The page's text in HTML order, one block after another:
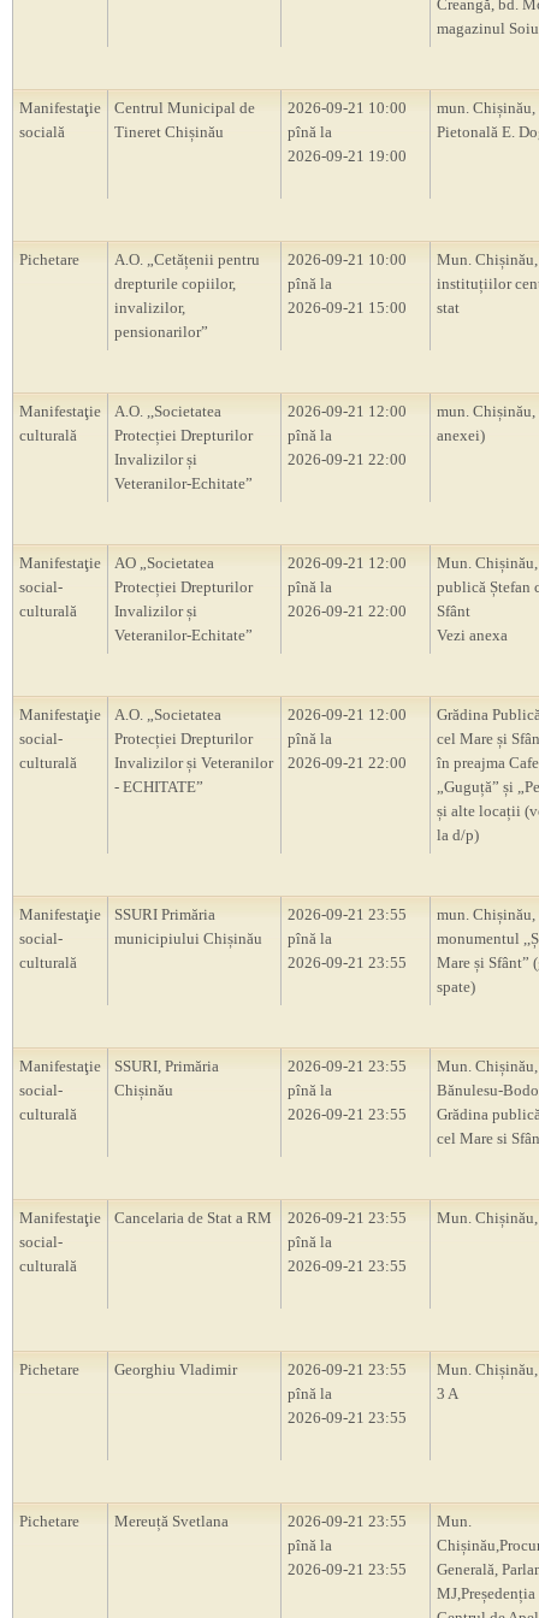
Creangă, bd.
magazinul
Manifestaţie
socială
Centrul Municipal de
Tineret Chișinău
2026-09-21 10:00
pînă la
2026-09-21 19:00
mun. Chișinău,
Pietonală E.
Pichetare
A.O. „Cetățenii pentru
drepturile copiilor,
invalizilor,
pensionarilor”
2026-09-21 10:00
pînă la
2026-09-21 15:00
Mun.
instituțiilor
stat
Manifestaţie
culturală
A.O. ,,Societatea
Protecției Drepturilor
Invalizilor și
Veteranilor-Echitate”
2026-09-21 12:00
pînă la
2026-09-21 22:00
mun.
anexei)
Manifestaţie
social-
culturală
AO „Societatea
Protecției Drepturilor
Invalizilor și
Veteranilor-Echitate”
2026-09-21 12:00
pînă la
2026-09-21 22:00
Mun.
publică Ștefan
Sfânt
Vezi anexa
Manifestaţie
social-
culturală
A.O. „Societatea
Protecției Drepturilor
Invalizilor și Veteranilor
- ECHITATE”
2026-09-21 12:00
pînă la
2026-09-21 22:00
Grădina
cel Mare și
în preajma
„Guguță” și
și alte locații
la d/p)
Manifestaţie
social-
culturală
SSURI Primăria
municipiului Chișinău
2026-09-21 23:55
pînă la
2026-09-21 23:55
mun. Chișinău,
monumentul
Mare și Sfânt”
spate)
Manifestaţie
social-
culturală
SSURI, Primăria
Chișinău
2026-09-21 23:55
pînă la
2026-09-21 23:55
Mun. Chișinău,
Bănulesu-
Grădina
cel Mare si
Manifestaţie
social-
culturală
Cancelaria de Stat a RM
2026-09-21 23:55
pînă la
2026-09-21 23:55
Mun.
Pichetare Georghiu Vladimir
2026-09-21 23:55
pînă la
2026-09-21 23:55
Mun.
3 A
Pichetare Mereuță Svetlana
2026-09-21 23:55
pînă la
2026-09-21 23:55
Mun.
Generală,